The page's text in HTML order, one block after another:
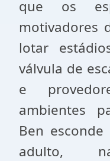
que os
motivadores
lotar
válvula de
e
ambientes
Ben
adulto,